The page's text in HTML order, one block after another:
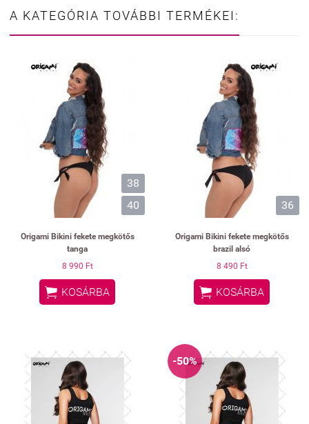
A KATEGÓRIA TOVÁBBI TERMÉKEI:
38
40
Origami Bikini fekete megkötős
tanga
8 990 Ft
 KOSÁRBA
36
Origami Bikini fekete megkötős
brazil alsó
8 490 Ft
 KOSÁRBA
-50%